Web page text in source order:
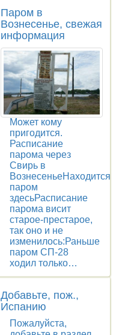
Паром в
Вознесенье, свежая
информация
Может кому
пригодится.
Расписание
парома через
Свирь в
ВознесеньеНаходится
паром
здесьРасписание
парома висит
старое-престарое,
так оно и не
изменилось:Раньше
паром СП-28
ходил только…
Добавьте, пож.,
Испанию
Пожалуйста,